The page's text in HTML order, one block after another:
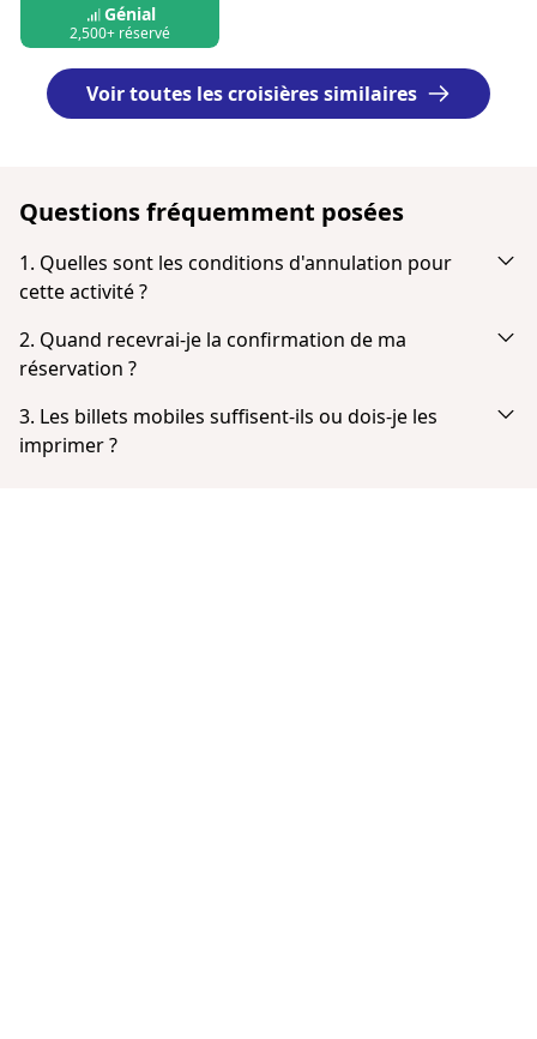
Génial
2,500+ réservé
Voir toutes les croisières similaires
Questions fréquemment posées
1. Quelles sont les conditions d'annulation pour
cette activité ?
Annulation jusqu’à 24 heures à l’avance pour un
remboursement intégral.
2. Quand recevrai-je la confirmation de ma
réservation ?
Vous recevrez une notification par e-mail juste après votre
paiement. Si vous ne la voyez pas dans votre boîte de
réception, vérifiez votre dossier spam ou courrier
3. Les billets mobiles suffisent-ils ou dois-je les
imprimer ?